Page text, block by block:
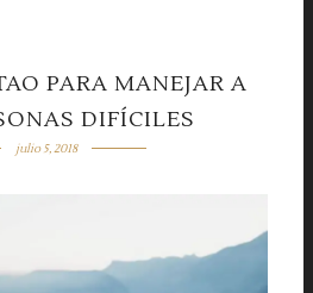
PARA MANEJAR A
DIFÍCILES
julio 5, 2018